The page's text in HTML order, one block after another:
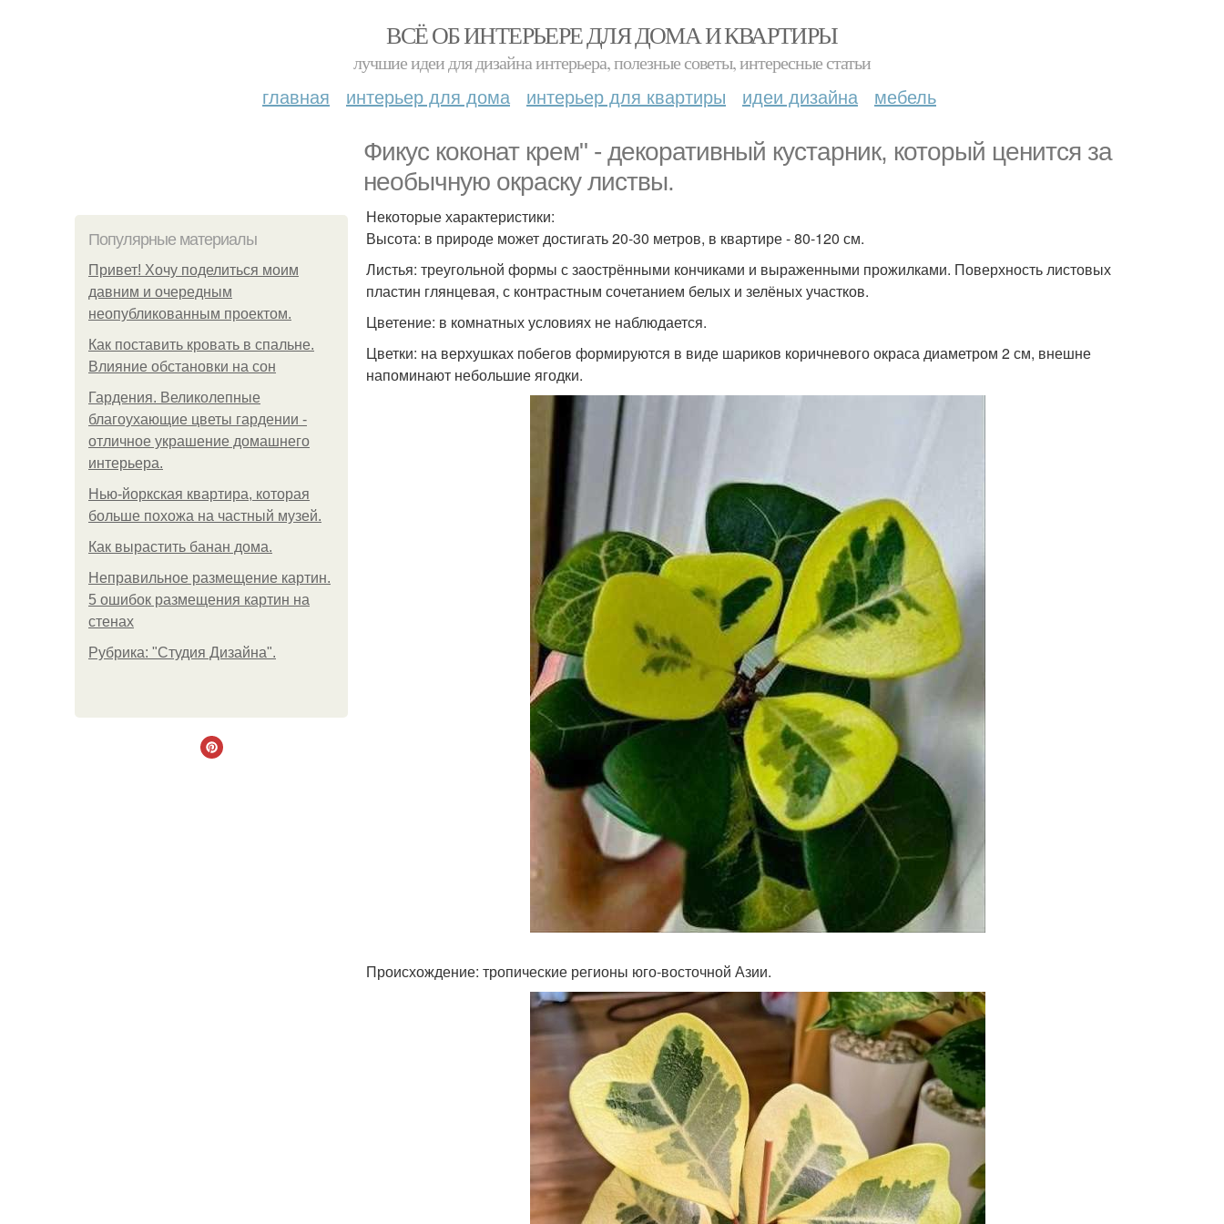
ВСЁ ОБ ИНТЕРЬЕРЕ ДЛЯ ДОМА И КВАРТИРЫ
лучшие идеи для дизайна интерьера, полезные советы, интересные статьи
главная интерьер для дома интерьер для квартиры идеи дизайна мебель
Фикус коконат крем" - декоративный кустарник, который ценится за
необычную окраску листвы.
Популярные материалы
Привет! Хочу поделиться моим
давним и очередным
неопубликованным проектом.
Как поставить кровать в спальне.
Влияние обстановки на сон
Гардения. Великолепные
благоухающие цветы гардении -
отличное украшение домашнего
интерьера.
Нью-йоркская квартира, которая
больше похожа на частный музей.
Как вырастить банан дома.
Неправильное размещение картин.
5 ошибок размещения картин на
стенах
Рубрика: "Студия Дизайна".
Некоторые характеристики:
Высота: в природе может достигать 20-30 метров, в квартире - 80-120 см.
Листья: треугольной формы с заострёнными кончиками и выраженными прожилками. Поверхность листовых
пластин глянцевая, с контрастным сочетанием белых и зелёных участков.
Цветение: в комнатных условиях не наблюдается.
Цветки: на верхушках побегов формируются в виде шариков коричневого окраса диаметром 2 см, внешне
напоминают небольшие ягодки.
Происхождение: тропические регионы юго-восточной Азии.